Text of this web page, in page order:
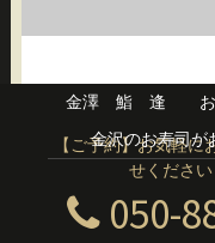
【ご予約】お気軽に
せください
050-
金澤 鮨 逢
金沢のお寿司が